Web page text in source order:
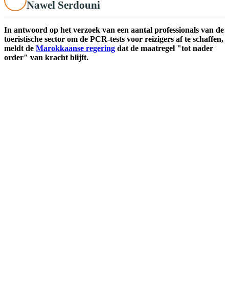
Nawel Serdouni
In antwoord op het verzoek van een aantal professionals van de
toeristische sector om de PCR-tests voor reizigers af te schaffen,
meldt de Marokkaanse regering dat de maatregel "tot nader
order" van kracht blijft.